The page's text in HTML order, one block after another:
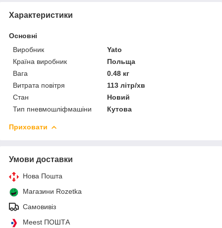
Характеристики
Основні
Виробник
Yato
Країна виробник
Польща
Вага
0.48 кг
Витрата повітря
113 літр/хв
Стан
Новий
Тип пневмошліфмашіни
Кутова
Приховати
Умови доставки
Нова Пошта
Магазини Rozetka
Самовивіз
Meest ПОШТА